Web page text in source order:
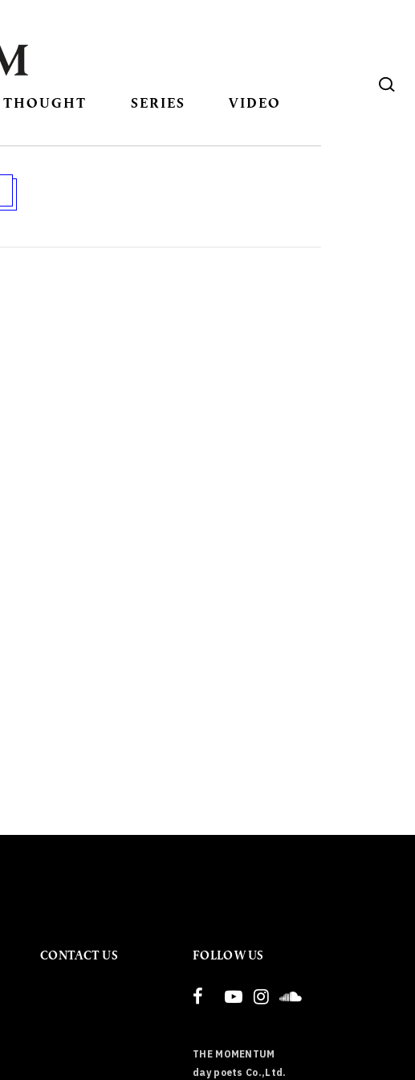
THOUGHT SERIES VIDEO
CONTACT US FOLLOW US
THE MOMENTUM
day poets Co.,Ltd.